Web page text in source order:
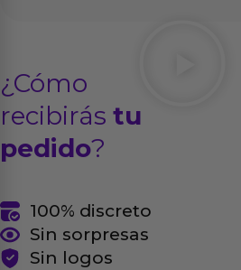
¿Cómo
recibirás tu
pedido?
100% discreto
Sin sorpresas
Sin logos